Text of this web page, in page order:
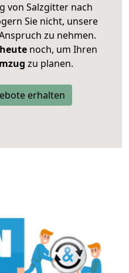
von Salzgitter nach
Sie nicht, unsere
zu nehmen.
noch, um Ihren
zu planen.
erhalten